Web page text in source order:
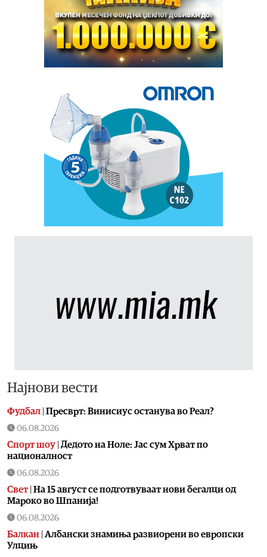
Најнови вести
Фудбал Пресврт: Винисиус останува во Реал?
06.08.2026
Спорт шоу Дедото на Ноле: Јас сум Хрват по
националност
06.08.2026
Свет| На 15 август се подготвуваат нови бегалци од
Мароко во Шпанија!
06.08.2026
Балкан Албански знамиња развиорени во европски
Улцињ